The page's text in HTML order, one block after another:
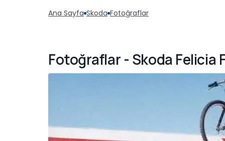
Ana Sayfa Skoda Fotoğraflar
Fotoğraflar - Skoda Felicia